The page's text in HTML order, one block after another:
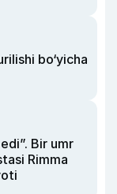
bo‘yicha
Bir umr
Rimma